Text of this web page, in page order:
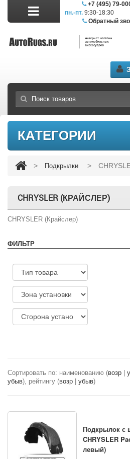
+7 (495) 79-
пн.-пт. 9:30-18:30
Обратный
КАТЕГОРИИ
> Подкрылки >
CHRYSLER (КРАЙСЛЕР)
CHRYSLER (Крайслер)
ФИЛЬТР
Сортировать по: наименованию (возр
убыв), рейтингу (возр убыв)
Подкрылок с
CHRYSLER
левый)